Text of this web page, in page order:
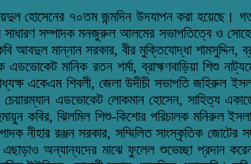
হোসেনের ৭০তম জন্মদিন উদযাপন করা হয়েছে।
সাধারণ সম্পাদক মনজুরুল আলমের সভাপতিত্বে ও
মান্নান সরকার, বীর মুক্তিযোদ্ধা শামসুদ্দিন,
মানিক রতন শর্মা, ব্রাহ্মণবাড়িয়া শিশু
একেএম শিবলী, জেলা উদীচী সভাপতি জহিরুল
এডভোকেট লোকমান হোসেন, সাহিত্য
কবির, ঝিলমিল শিশু-কিশোর পরিচালক মনিরুল
নীহার রঞ্জন সরকার, সম্মিলিত সাংস্কৃতিক জোটের
এছাড়াও অন্যান্যদের মাঝে ফুলেল শুভেচ্ছা প্রদান